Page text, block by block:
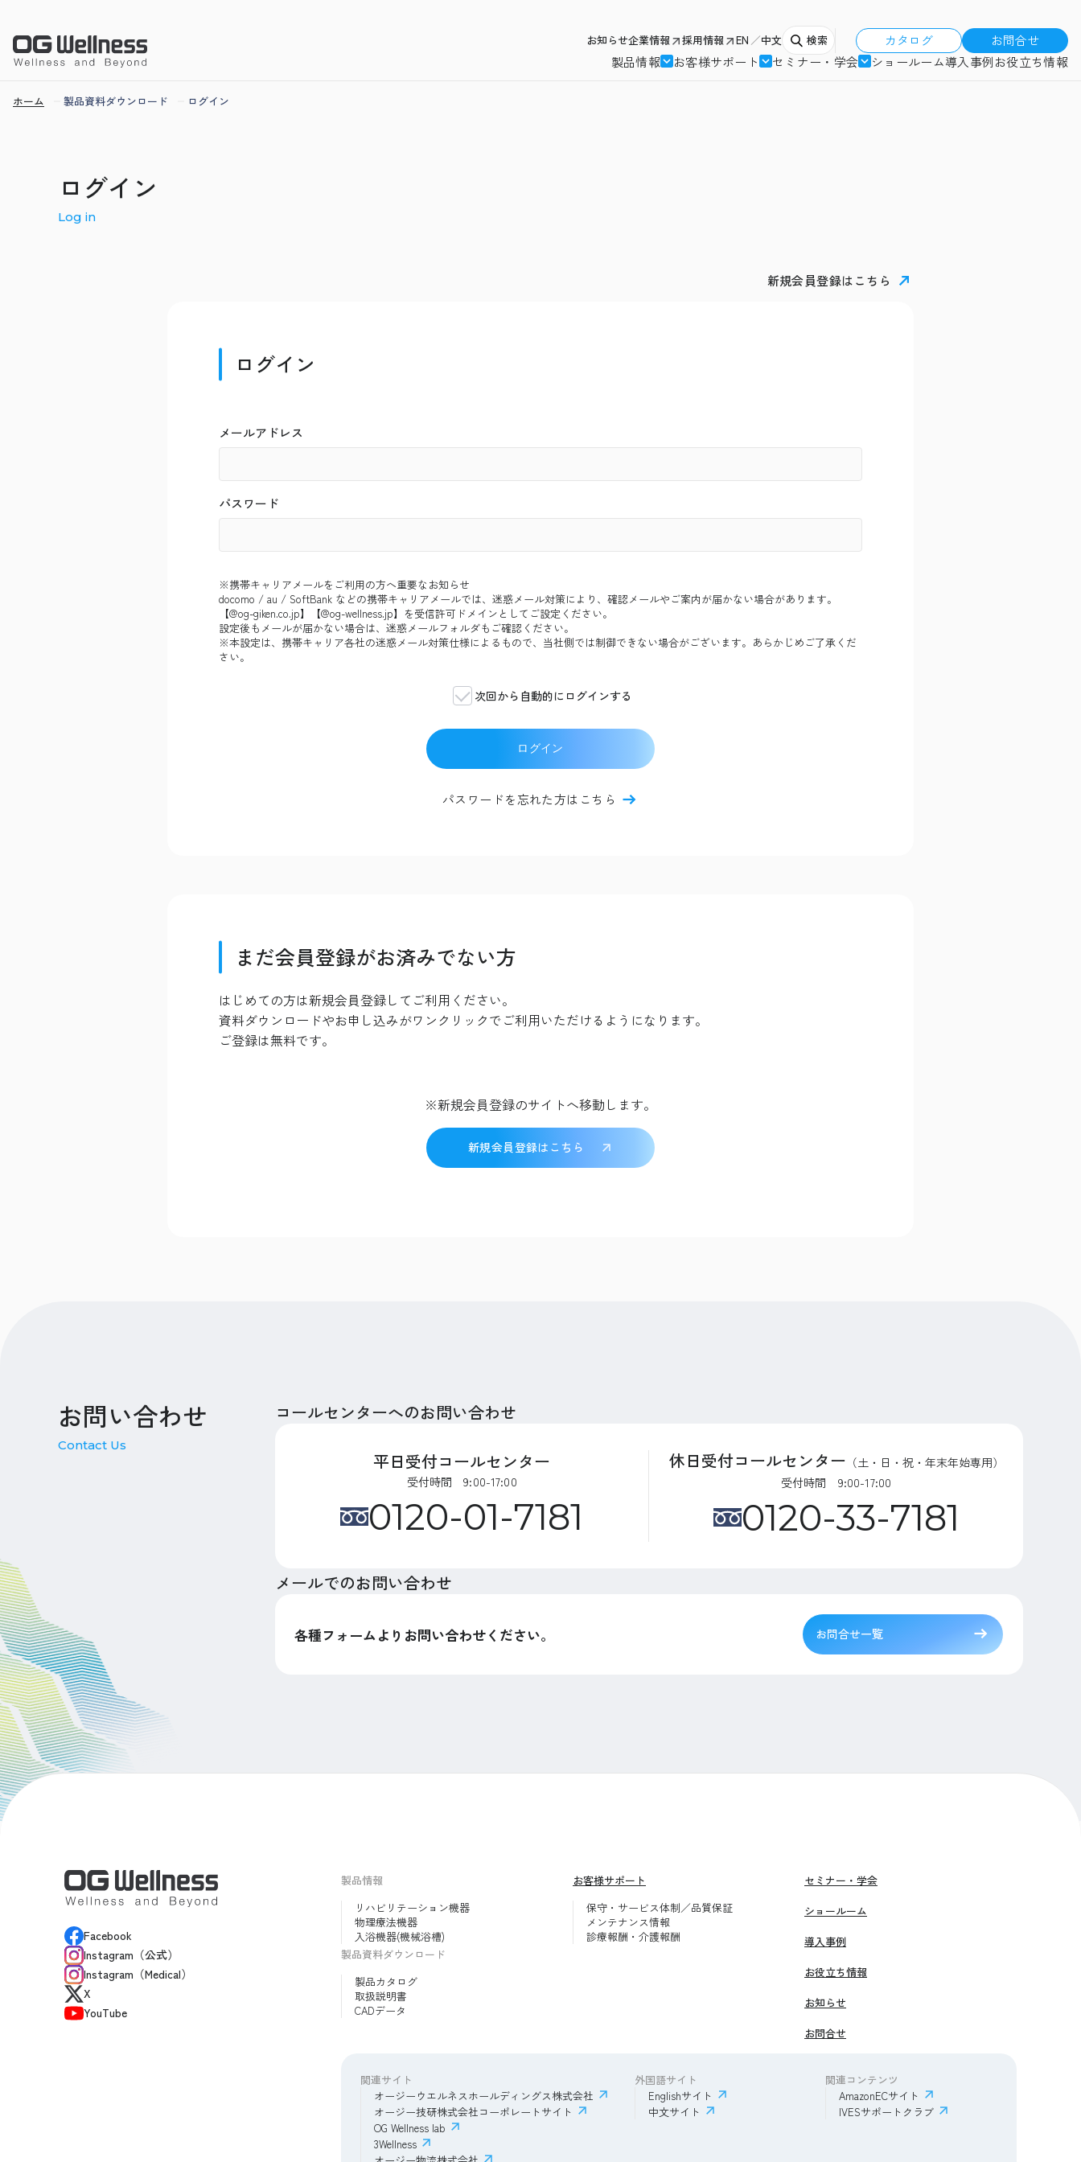
お知らせ企業情報 採用情報 EN 中文 検索 カタログ
お問合せ
製品情報
お客様サポート セミナー・学会 ショールーム導入事例お役立ち情報
ホーム 製品資料ダウンロード ログイン
ログイン
Log in
新規会員登録はこちら
ログイン
メールアドレス
パスワード
※携帯キャリアメールをご利用の方へ重要なお知らせ
docomo / au / SoftBank などの携帯キャリアメールでは、迷惑メール対策により、確認メールやご案内が届かない場合があります。
【@og-giken.co.jp】【@og-wellness.jp】を受信許可ドメインとしてご設定ください。
設定後もメールが届かない場合は、迷惑メールフォルダもご確認ください。
※本設定は、携帯キャリア各社の迷惑メール対策仕様によるもので、当社側では制御できない場合がございます。あらかじめご了承くだ
さい。
次回から自動的にログインする
ログイン
パスワードを忘れた方はこちら
まだ会員登録がお済みでない方
はじめての方は新規会員登録してご利用ください。
資料ダウンロードやお申し込みがワンクリックでご利用いただけるようになります。
ご登録は無料です。
※新規会員登録のサイトへ移動します。
新規会員登録はこちら
お問い合わせ
Contact Us
コールセンターへのお問い合わせ
平日受付コールセンター
受付時間 9:00-17:00
0120-01-7181
休日受付コールセンター （土・日・祝・年末年始専用）
受付時間 9:00-17:00
0120-33-7181
メールでのお問い合わせ
各種フォームよりお問い合わせください。 お問合せ一覧
Facebook
Instagram（公式）
Instagram（Medical）
X
YouTube
製品情報
リハビリテーション機器
物理療法機器
入浴機器(機械浴槽)
製品資料ダウンロード
製品カタログ
取扱説明書
CADデータ
お客様サポート
保守・サービス体制／品質保証
メンテナンス情報
診療報酬・介護報酬
セミナー・学会
ショールーム
導入事例
お役立ち情報
お知らせ
お問合せ
関連サイト
オージーウエルネスホールディングス株式会社
オージー技研株式会社コーポレートサイト
OG Wellness lab
3Wellness
外国語サイト
Englishサイト
中文サイト
関連コンテンツ
AmazonECサイト
IVESサポートクラブ